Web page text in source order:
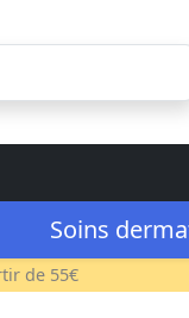
Soins
de 55€